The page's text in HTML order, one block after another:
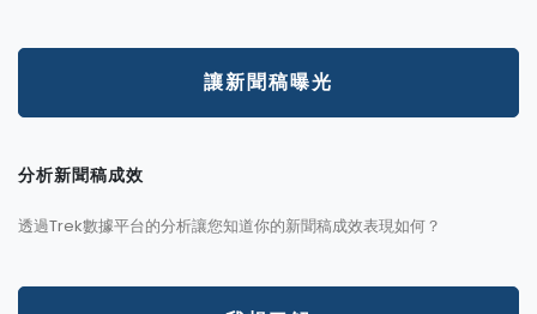
讓新聞稿曝光
分析新聞稿成效
透過Trek數據平台的分析讓您知道你的新聞稿成效表現如何？